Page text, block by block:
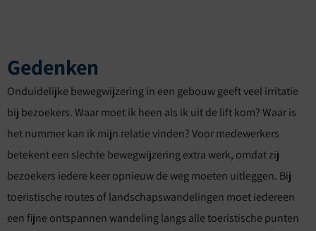
Gedenken
Onduidelijke bewegwijzering in een gebouw geeft veel irritatie
bij bezoekers. Waar moet ik heen als ik uit de lift kom? Waar is
het nummer kan ik mijn relatie vinden? Voor medewerkers
betekent een slechte bewegwijzering extra werk, omdat zij
bezoekers iedere keer opnieuw de weg moeten uitleggen. Bij
toeristische routes of landschapswandelingen moet iedereen
een fijne ontspannen wandeling langs alle toeristische punten